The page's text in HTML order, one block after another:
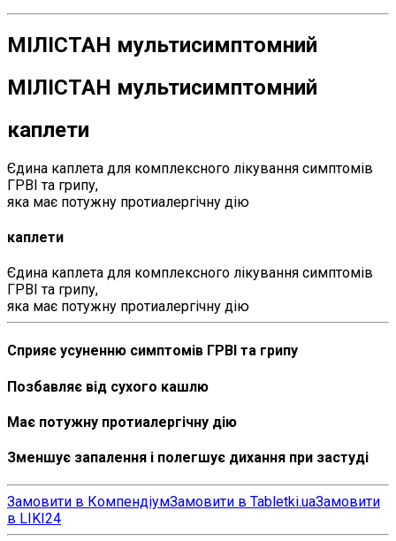
МІЛІСТАН мультисимптомний
МІЛІСТАН мультисимптомний
каплети
Єдина каплета для комплексного лікування симптомів
ГРВІ та грипу,
яка має потужну протиалергічну дію
каплети
Єдина каплета для комплексного лікування симптомів
ГРВІ та грипу,
яка має потужну протиалергічну дію
Сприяє усуненню симптомів ГРВІ та грипу
Позбавляє від сухого кашлю
Має потужну протиалергічну дію
Зменшує запалення і полегшує дихання при застуді
Замовити в КомпендіумЗамовити в Tabletki.uaЗамовити
в LIKI24